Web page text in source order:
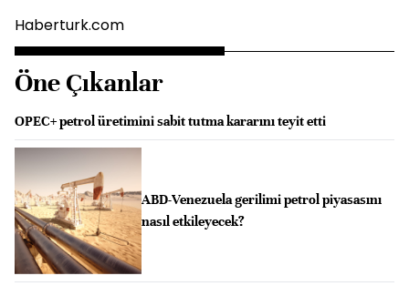
Haberturk.com
Öne Çıkanlar
OPEC+ petrol üretimini sabit tutma kararını teyit etti
ABD-Venezuela gerilimi petrol piyasasını
nasıl etkileyecek?